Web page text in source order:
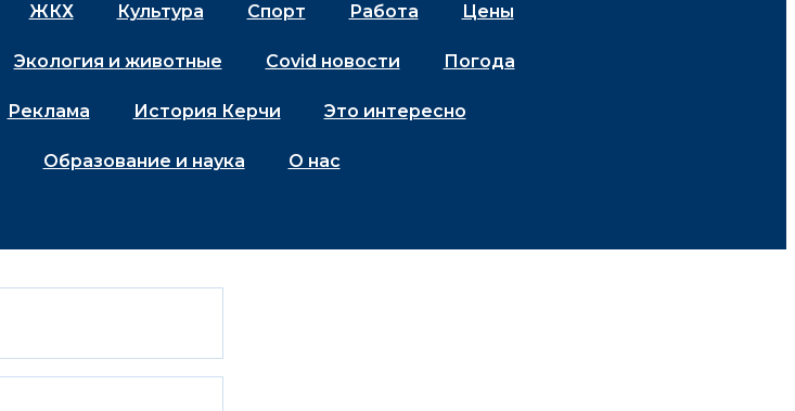
ЖКХ Культура Спорт Работа Цены
Экология и животные Covid новости Погода
Реклама История Керчи Это интересно
Образование и наука
О нас